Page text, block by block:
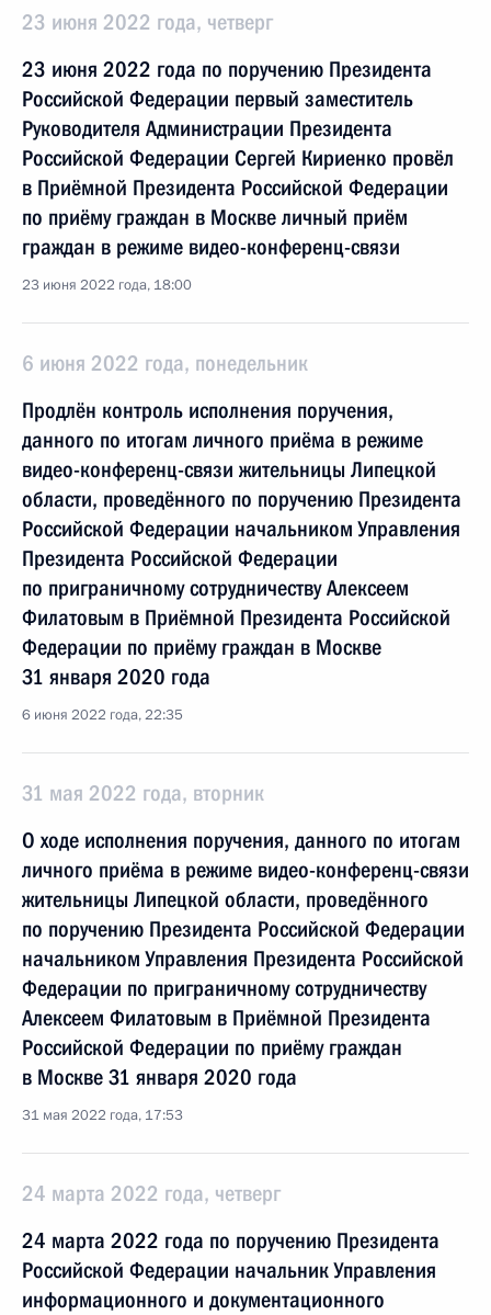
23 июня 2022 года, четверг
23 июня 2022 года по поручению Президента
Российской Федерации первый заместитель
Руководителя Администрации Президента
Российской Федерации Сергей Кириенко провёл
в Приёмной Президента Российской Федерации
по приёму граждан в Москве личный приём
граждан в режиме видео-конференц-связи
23 июня 2022 года, 18:00
6 июня 2022 года, понедельник
Продлён контроль исполнения поручения,
данного по итогам личного приёма в режиме
видео-конференц-связи жительницы Липецкой
области, проведённого по поручению Президента
Российской Федерации начальником Управления
Президента Российской Федерации
по приграничному сотрудничеству Алексеем
Филатовым в Приёмной Президента Российской
Федерации по приёму граждан в Москве
31 января 2020 года
6 июня 2022 года, 22:35
31 мая 2022 года, вторник
О ходе исполнения поручения, данного по итогам
личного приёма в режиме видео-конференц-связи
жительницы Липецкой области, проведённого
по поручению Президента Российской Федерации
начальником Управления Президента Российской
Федерации по приграничному сотрудничеству
Алексеем Филатовым в Приёмной Президента
Российской Федерации по приёму граждан
в Москве 31 января 2020 года
31 мая 2022 года, 17:53
24 марта 2022 года, четверг
24 марта 2022 года по поручению Президента
Российской Федерации начальник Управления
информационного и документационного